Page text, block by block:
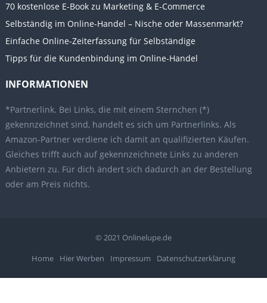
70 kostenlose E-Book zu Marketing & E-Commerce
Selbständig im Online-Handel – Nische oder Massenmarkt?
Einfache Online-Zeiterfassung für Selbständige
Tipps für die Kundenbindung im Online-Handel
INFORMATIONEN
*Partnerlink. Bei Links, die mit einem Sternchen (*)
gekennzeichnet sind, handelt es sich um Partnerlinks. Als
Amazon-Partner verdiene ich damit an qualifizierten Käufen.
Gleiches trifft auch auf gekennzeichnete Links zu anderen
Anbietern zu. Für dich ändert sich dadurch an der Bestellung
oder am Preis nichts.
© 2021 Onlinelupe.de
Home
Hier Werben Impressum Datenschutzerklärung